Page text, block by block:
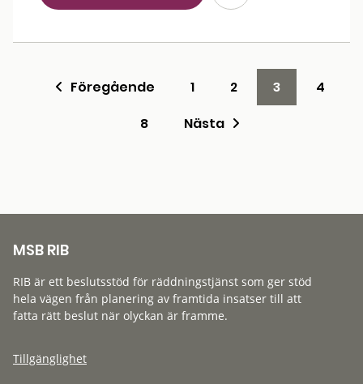
Föregående 1 2 3
4
8
Nästa
MSB RIB
RIB är ett beslutsstöd för räddningstjänst som ger stöd
hela vägen från planering av framtida insatser till att
fatta rätt beslut när olyckan är framme.
Tillgänglighet